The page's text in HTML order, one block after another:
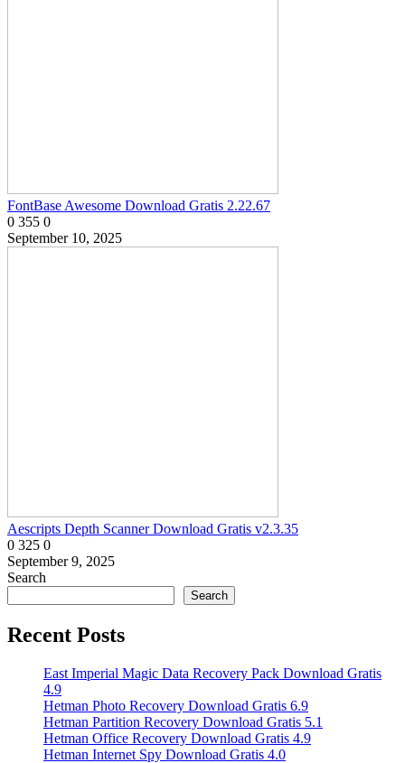
FontBase Awesome Download Gratis 2.22.67
0 355 0
September 10, 2025
Aescripts Depth Scanner Download Gratis v2.3.35
0 325 0
September 9, 2025
Search
Search
Recent Posts
East Imperial Magic Data Recovery Pack Download Gratis
4.9
Hetman Photo Recovery Download Gratis 6.9
Hetman Partition Recovery Download Gratis 5.1
Hetman Office Recovery Download Gratis 4.9
Hetman Internet Spy Download Gratis 4.0